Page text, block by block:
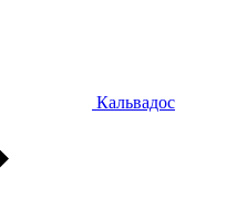
Кальвадос